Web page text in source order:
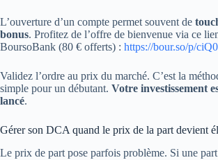
L’ouverture d’un compte permet souvent de
bonus. Profitez de l’offre de bienvenue via ce
BoursoBank (80 € offerts) : https://bour.so/p/
Validez l’ordre au prix du marché. C’est la
simple pour un débutant. Votre investissement
lancé.
Gérer son DCA quand le prix de la part devient
Le prix de part pose parfois problème. Si une